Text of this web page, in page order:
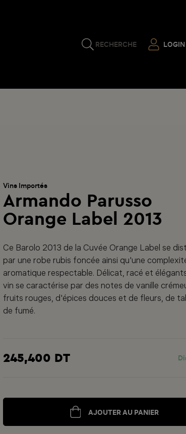
RECHERCHE LOGIN
Vins Importés
Armando Parusso
Orange Label 2013
Ce Barolo 2013 de la Cuvée Orange Label se
par une robe rubis foncée ainsi qu'une
aromatique respectable. Délicat, racé et
vin se caractérise par des notes de vanille
fruits rouges, d'épices douces et de fleurs, de
de fumé.
245,400 DT
AJOUTER AU PANIER